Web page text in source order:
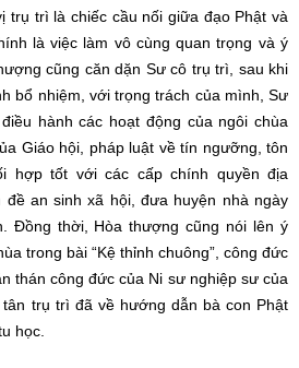
trụ trì là chiếc cầu nối giữa đạo Phật và
là việc làm vô cùng quan trọng và ý
cũng căn dặn Sư cô trụ trì, sau khi
bổ nhiệm, với trọng trách của mình, Sư
hành các hoạt động của ngôi chùa
Giáo hội, pháp luật về tín ngưỡng, tôn
hợp tốt với các cấp chính quyền địa
an sinh xã hội, đưa huyện nhà ngày
Đồng thời, Hòa thượng cũng nói lên ý
trong bài “Kệ thỉnh chuông”, công đức
thán công đức của Ni sư nghiệp sư của
trụ trì đã về hướng dẫn bà con Phật
học.